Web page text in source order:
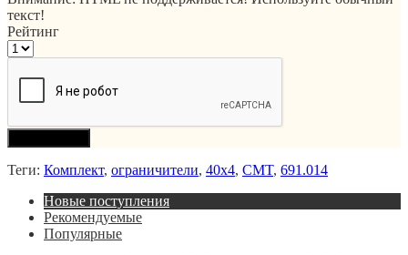
текст!
Рейтинг
Теги: Комплект, ограничители, 40x4, CMT, 691.014
Новые поступления
Рекомендуемые
Популярные